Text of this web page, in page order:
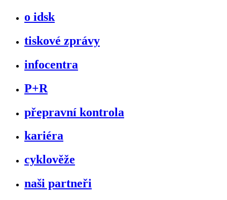
o idsk
tiskové zprávy
infocentra
P+R
přepravní kontrola
kariéra
cyklověže
naši partneři